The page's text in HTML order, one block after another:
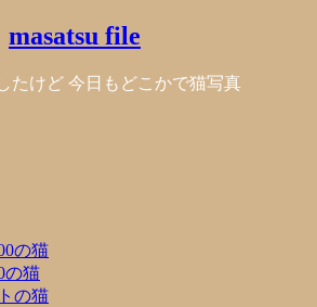
masatsu file
たけど 今日もどこかで猫写真
の猫
の猫
の猫